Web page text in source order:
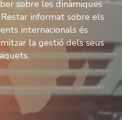
sobre les dinàmiques
informat sobre els
internacionals és
la gestió dels seus